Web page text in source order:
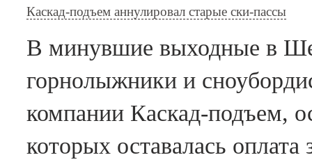
по поводу
новых ски-
пассов
Каскад-подъем аннулировал старые ски-пассы
В минувшие выходные в
горнолыжники и
компании Каскад-подъем,
которых оставалась